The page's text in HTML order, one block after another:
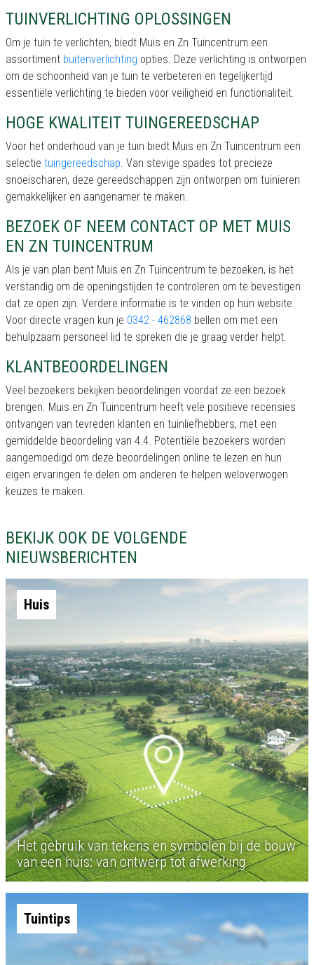
TUINVERLICHTING OPLOSSINGEN
Om je tuin te verlichten, biedt Muis en Zn Tuincentrum een
assortiment buitenverlichting opties. Deze verlichting is ontworpen
om de schoonheid van je tuin te verbeteren en tegelijkertijd
essentiële verlichting te bieden voor veiligheid en functionaliteit.
HOGE KWALITEIT TUINGEREEDSCHAP
Voor het onderhoud van je tuin biedt Muis en Zn Tuincentrum een
selectie tuingereedschap. Van stevige spades tot precieze
snoeischaren, deze gereedschappen zijn ontworpen om tuinieren
gemakkelijker en aangenamer te maken.
BEZOEK OF NEEM CONTACT OP MET MUIS
EN ZN TUINCENTRUM
Als je van plan bent Muis en Zn Tuincentrum te bezoeken, is het
verstandig om de openingstijden te controleren om te bevestigen
dat ze open zijn. Verdere informatie is te vinden op hun website.
Voor directe vragen kun je 0342 - 462868 bellen om met een
behulpzaam personeel lid te spreken die je graag verder helpt.
KLANTBEOORDELINGEN
Veel bezoekers bekijken beoordelingen voordat ze een bezoek
brengen. Muis en Zn Tuincentrum heeft vele positieve recensies
ontvangen van tevreden klanten en tuinliefhebbers, met een
gemiddelde beoordeling van 4.4. Potentiële bezoekers worden
aangemoedigd om deze beoordelingen online te lezen en hun
eigen ervaringen te delen om anderen te helpen weloverwogen
keuzes te maken.
BEKIJK OOK DE VOLGENDE
NIEUWSBERICHTEN
Huis
Het gebruik van tekens en symbolen bij de bouw
van een huis: van ontwerp tot afwerking
Tuintips